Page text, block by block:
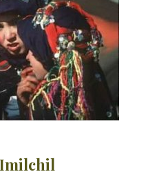
Imilchil